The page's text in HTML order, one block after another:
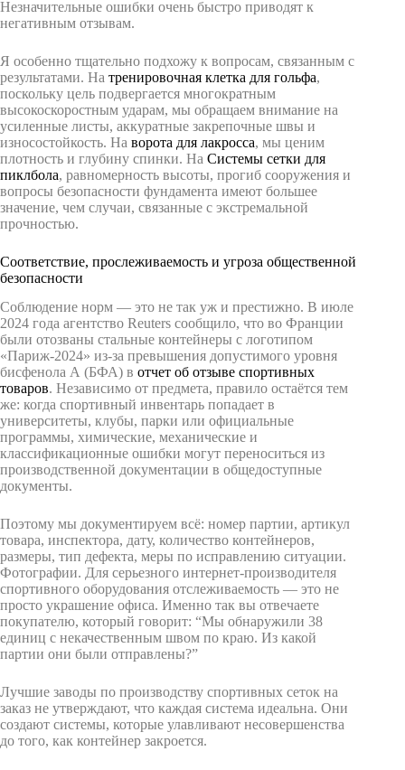
Незначительные ошибки очень быстро приводят к
негативным отзывам.
Я особенно тщательно подхожу к вопросам, связанным с
результатами. На тренировочная клетка для гольфа,
поскольку цель подвергается многократным
высокоскоростным ударам, мы обращаем внимание на
усиленные листы, аккуратные закрепочные швы и
износостойкость. На ворота для лакросса, мы ценим
плотность и глубину спинки. На Системы сетки для
пиклбола, равномерность высоты, прогиб сооружения и
вопросы безопасности фундамента имеют большее
значение, чем случаи, связанные с экстремальной
прочностью.
Соответствие, прослеживаемость и угроза общественной
безопасности
Соблюдение норм — это не так уж и престижно. В июле
2024 года агентство Reuters сообщило, что во Франции
были отозваны стальные контейнеры с логотипом
«Париж-2024» из-за превышения допустимого уровня
бисфенола А (БФА) в отчет об отзыве спортивных
товаров. Независимо от предмета, правило остаётся тем
же: когда спортивный инвентарь попадает в
университеты, клубы, парки или официальные
программы, химические, механические и
классификационные ошибки могут переноситься из
производственной документации в общедоступные
документы.
Поэтому мы документируем всё: номер партии, артикул
товара, инспектора, дату, количество контейнеров,
размеры, тип дефекта, меры по исправлению ситуации.
Фотографии. Для серьезного интернет-производителя
спортивного оборудования отслеживаемость — это не
просто украшение офиса. Именно так вы отвечаете
покупателю, который говорит: “Мы обнаружили 38
единиц с некачественным швом по краю. Из какой
партии они были отправлены?”
Лучшие заводы по производству спортивных сеток на
заказ не утверждают, что каждая система идеальна. Они
создают системы, которые улавливают несовершенства
до того, как контейнер закроется.